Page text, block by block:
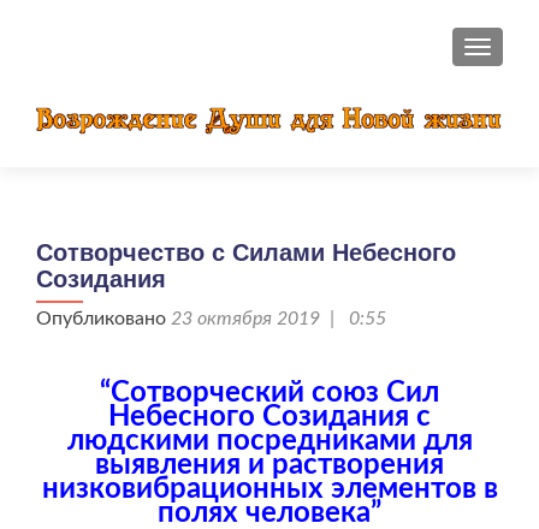
Сотворчество с Силами Небесного
Созидания
Опубликовано 23 октября 2019 | 0:55
“Сотворческий союз Сил
Небесного Созидания с
людскими посредниками для
выявления и растворения
низковибрационных элементов в
полях человека”